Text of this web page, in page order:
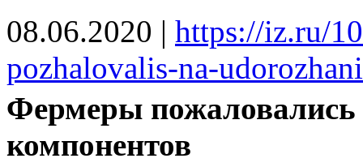
08.06.2020 | https://iz.ru/
pozhalovalis-na-
Фермеры пожаловались
компонентов